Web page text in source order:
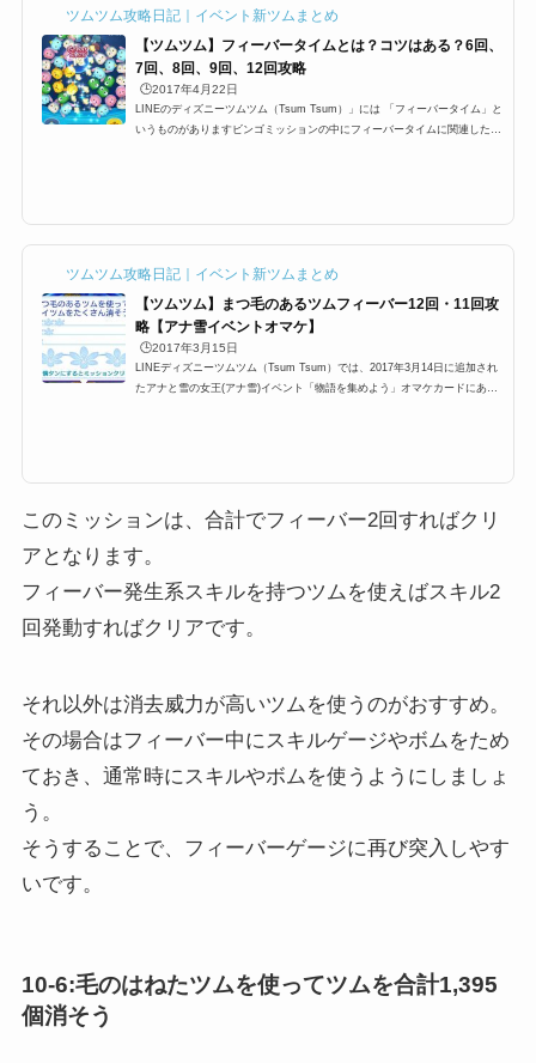
【ツムツム】フィーバータイムとは？コツはある？6回、
7回、8回、9回、12回攻略
🕒️2017年4月22日
LINEのディズニーツムツム（Tsum Tsum）」には 「フィーバータイム」と
いうものがありますビンゴミッションの中にフィーバータイムに関連したミ
ッションが多数ありますが 特に1プレイで○回フィーバーするっていうミッ
【ツムツム】まつ毛のあるツムフィーバー12回・11回攻
略【アナ雪イベントオマケ】
🕒️2017年3月15日
LINEディズニーツムツム（Tsum Tsum）では、2017年3月14日に追加され
たアナと雪の女王(アナ雪)イベント「物語を集めよう」オマケカードにある
ミッションの一つに「まつ毛のあるツムを使って1プレイでフィーバーをた
アとなります。
フィーバー発生系スキルを持つツムを使えばスキル2
回発動すればクリアです。
その場合はフィーバー中にスキルゲージやボムをため
ておき、通常時にスキルやボムを使うようにしましょ
う。
そうすることで、フィーバーゲージに再び突入しやす
いです。
個消そう